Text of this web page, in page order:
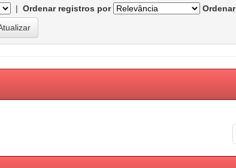
| Ordenar registros por
Ordenar